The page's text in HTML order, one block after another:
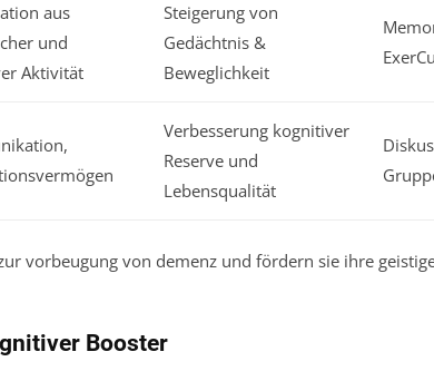
aus
und
Aktivität
Steigerung von
Gedächtnis &
Beweglichkeit
Verbesserung kognitiver
Reserve und
Lebensqualität
Booster